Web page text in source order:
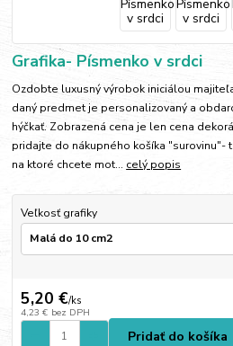
Grafika- Písmenko v srdci
Ozdobte luxusný výrobok iniciálou
daný predmet je personalizovaný a
hýčkať. Zobrazená cena je len cena
pridajte do nákupného košíka "surovinu"-
na ktoré chcete mot... celý popis
Veľkosť grafiky
5,20 €/ks
4,23 € bez DPH
Pridať do košíka